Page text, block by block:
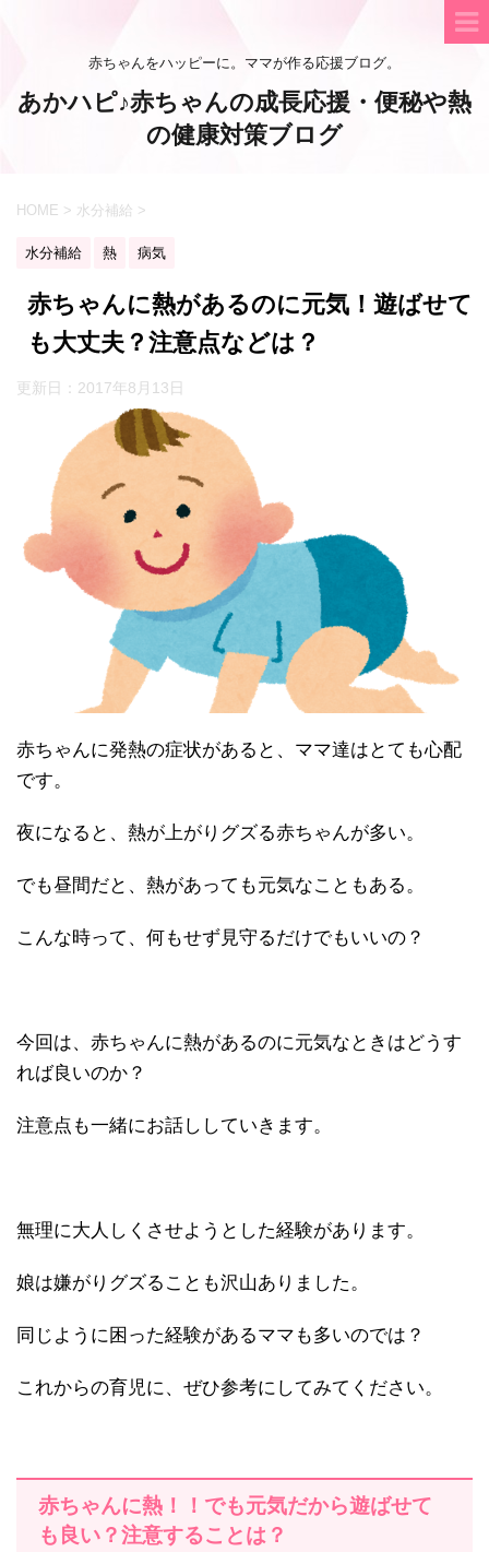
赤ちゃんをハッピーに。ママが作る応援ブログ。
あかハピ♪赤ちゃんの成長応援・便秘や熱
の健康対策ブログ
HOME > 水分補給 >
水分補給 熱 病気
赤ちゃんに熱があるのに元気！遊ばせて
も大丈夫？注意点などは？
更新日： 2017年8月13日
赤ちゃんに発熱の症状があると、ママ達はとても心配
です。
夜になると、熱が上がりグズる赤ちゃんが多い。
でも昼間だと、熱があっても元気なこともある。
こんな時って、何もせず見守るだけでもいいの？
今回は、赤ちゃんに熱があるのに元気なときはどうす
れば良いのか？
注意点も一緒にお話ししていきます。
無理に大人しくさせようとした経験があります。
娘は嫌がりグズることも沢山ありました。
同じように困った経験があるママも多いのでは？
これからの育児に、ぜひ参考にしてみてください。
赤ちゃんに熱！！でも元気だから遊ばせて
も良い？注意することは？